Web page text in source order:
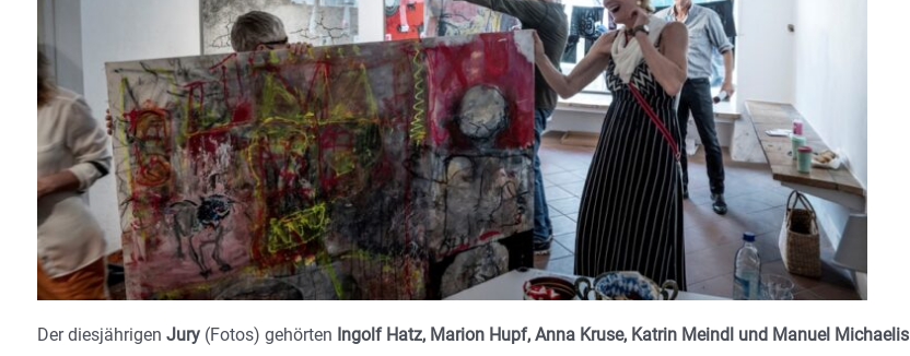
Der diesjährigen Jury (Fotos) gehörten Ingolf Hatz, Marion Hupf, Anna Kruse, Katrin Meindl und Manuel Michaelis